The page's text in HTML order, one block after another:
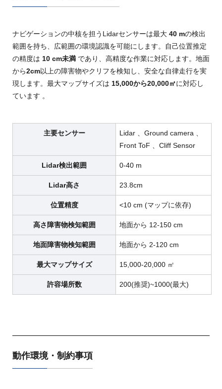
ナビゲーションの中核を担うLidarセンサーは最大 40 mの検出
範囲を持ち 、広範囲の環境認識を可能にします。自己位置推定
の精度は 10 cm未満 であり
、高精度な作業に対応します。地面
から2cm以上の障害物やクリフを検知し
、安全な自律走行を実
現します。最大マップサイズは 15,000から20,000㎡に対応し
ています 。
主要センサー
Lidar 、Ground camera 、
Front ToF 、Cliff Sensor
Lidar検出範囲 0-40 m
Lidar高さ 23.8cm
位置精度 <10 cm (マップに依存)
高さ障害物検知範囲 地面から 12-150 cm
地面障害物検知範囲 地面から 2-120 cm
最大マップサイズ 15,000-20,000 ㎡
許容場所数 200(推奨)~1000(最大)
動作環境・制約事項